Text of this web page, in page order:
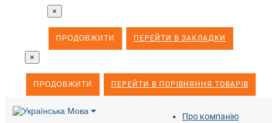
×
ПРОДОВЖИТИ ПЕРЕЙТИ В ЗАКЛАДКИ
×
ПРОДОВЖИТИ ПЕРЕЙТИ В ПОРІВНЯННЯ ТОВАРІВ
Мова
Про компанію